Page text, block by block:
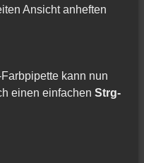
Ansicht anheften
kann nun
einen einfachen Strg-